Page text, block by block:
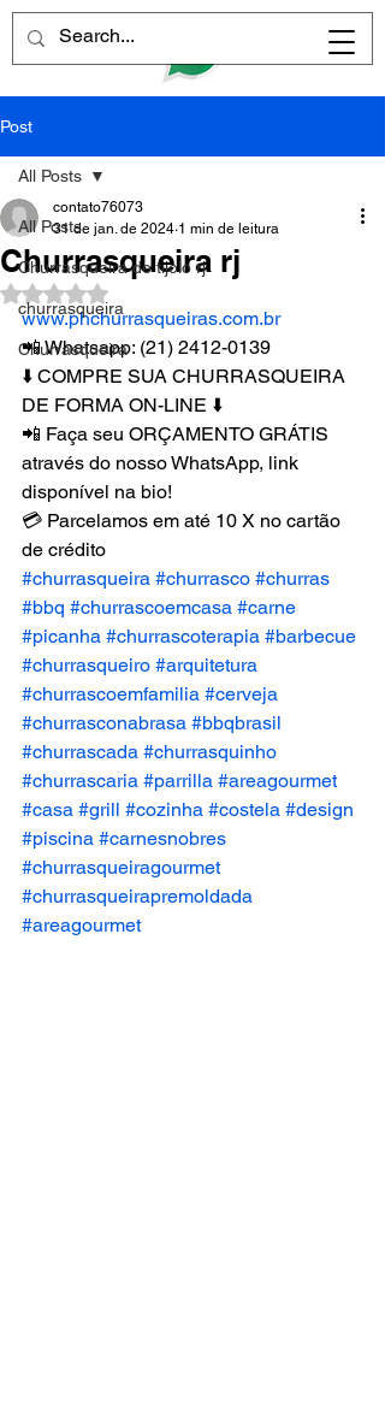
Post
All Posts
Churrasqueira de tijolo rj
churrasqueira
Churrasqueira
All Posts
Churrasqueira rj
contato76073
31 de jan. de 2024 1 min de leitura
Avaliado com NaN de 5 estrelas.
www.phchurrasqueiras.com.br
📲 Whatsapp: (21) 2412-0139
⬇️ COMPRE SUA CHURRASQUEIRA
DE FORMA ON-LINE ⬇️
📲 Faça seu ORÇAMENTO GRÁTIS
através do nosso WhatsApp, link
disponível na bio!
💳 Parcelamos em até 10 X no cartão
de crédito
#churrasqueira #churrasco #churras
#bbq #churrascoemcasa #carne
#picanha #churrascoterapia #barbecue
#churrasqueiro #arquitetura
#churrascoemfamilia #cerveja
#churrasconabrasa #bbqbrasil
#churrascada #churrasquinho
#churrascaria #parrilla #areagourmet
#casa #grill #cozinha #costela #design
#piscina #carnesnobres
#churrasqueiragourmet
#churrasqueirapremoldada
#areagourmet